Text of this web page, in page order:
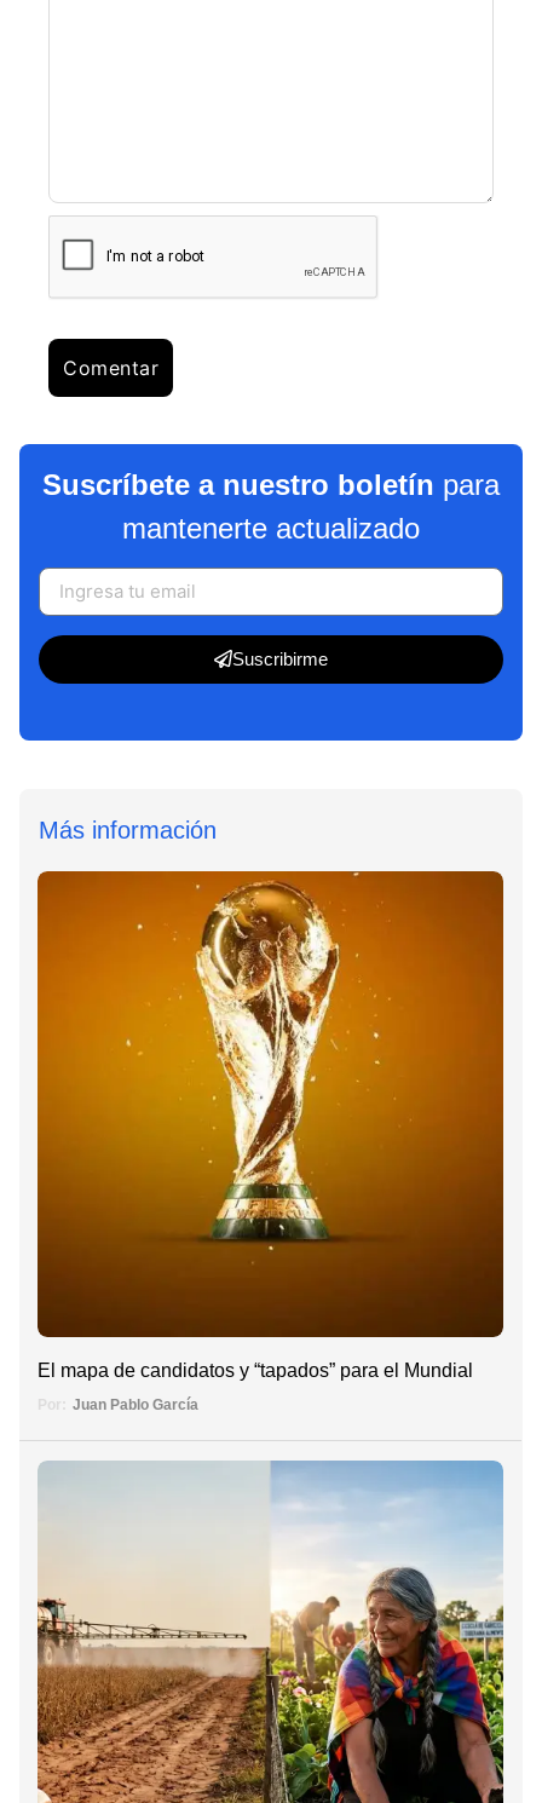
Suscríbete a nuestro boletín para
mantenerte actualizado
Suscribirme
Más información
El mapa de candidatos y “tapados” para el Mundial
Por: Juan Pablo García